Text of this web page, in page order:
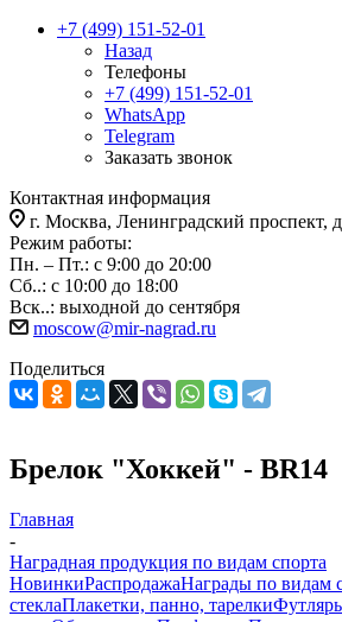
+7 (499) 151-52-01
Назад
Телефоны
+7 (499) 151-52-01
WhatsApp
Telegram
Заказать звонок
Контактная информация
г. Москва, Ленинградский проспект,
Режим работы:
Пн. – Пт.: с 9:00 до 20:00
Сб..: с 10:00 до 18:00
Вск..: выходной до сентября
moscow@mir-nagrad.ru
Поделиться
Брелок "Хоккей" - BR14
Главная
-
Наградная продукция по видам спорта
НовинкиРаспродажаНаграды по видам
стеклаПлакетки, панно, тарелки